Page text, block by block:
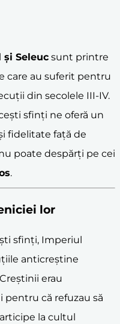
și Seleuc sunt printre
care au suferit pentru
din secolele III-IV.
sfinți ne oferă un
fidelitate față de
poate despărți pe cei
.
i lor
sfinți, Imperiul
anticreștine
erau
că refuzau să
la cultul